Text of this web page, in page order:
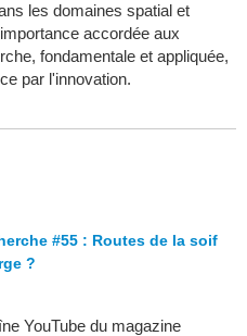
les domaines spatial et
accordée aux
fondamentale et appliquée,
par l'innovation.
#55 : Routes de la soif
?
YouTube du magazine